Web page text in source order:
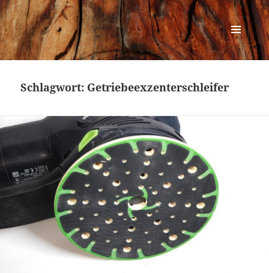
Urban Woodworking
MENÜ
UND
Schlagwort: Getriebeexzenterschleifer